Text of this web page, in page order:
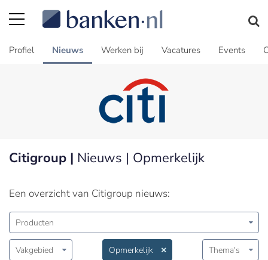
Profiel Nieuws Werken bij Vacatures Events
Citigroup | Nieuws | Opmerkelijk
Een overzicht van Citigroup nieuws:
Producten
Vakgebied Opmerkelijk Thema's